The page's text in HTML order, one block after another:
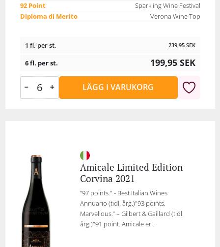
92 Point
Sparkling Wine Festival
Diploma di Merito
Verona Wine Top
1 fl. per st. 239,95 SEK
6 fl. per st. 199,95 SEK
LÄGG I VARUKORG
Amicale Limited Edition
Corvina 2021
”97 points." - Best Italian Wines
Annuario (tidl. årg.)"93 points.
Marvellous.” – Gilbert & Gaillard (tidl.
årg.)"91 point. Amicale er...